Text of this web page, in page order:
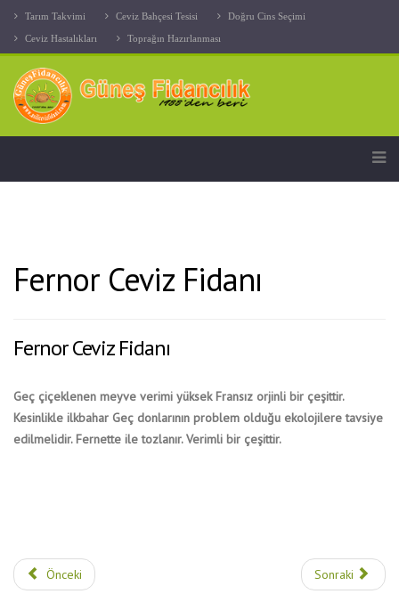
Tarım Takvimi Ceviz Bahçesi Tesisi Doğru Cins Seçimi
Ceviz Hastalıkları Toprağın Hazırlanması
Fernor Ceviz Fidanı
Fernor Ceviz Fidanı
Geç çiçeklenen meyve verimi yüksek Fransız orjinli bir çeşittir.
Kesinlikle ilkbahar Geç donlarının problem olduğu ekolojilere tavsiye
edilmelidir. Fernette ile tozlanır. Verimli bir çeşittir.
Önceki Sonraki